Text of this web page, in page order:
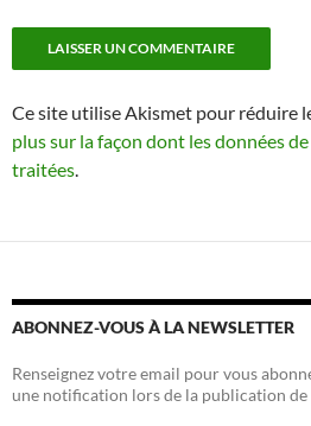
Ce site utilise Akismet pour réduire
plus sur la façon dont les données
traitées.
ABONNEZ-VOUS À LA NEWSLETTER
Renseignez votre email pour vous
une notification lors de la publication de